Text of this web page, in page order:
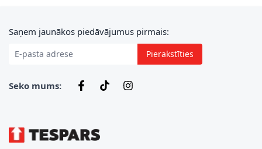
E-pasta adrese
Saņem jaunākos piedāvājumus pirmais:
Pierakstīties
Seko mums: